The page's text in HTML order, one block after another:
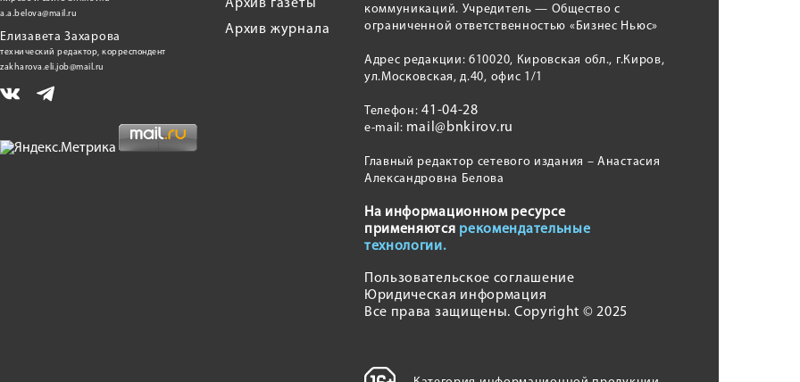
a.a.belova@mail.ru
Елизавета Захарова
технический редактор, корреспондент
zakharova.eli.job@mail.ru
Архив газеты
Архив журнала
коммуникаций. Учредитель — Общество с
ограниченной ответственностью «Бизнес Ньюс»
Адрес редакции: 610020, Кировская обл., г.Киров,
ул.Московская, д.40, офис 1/1
Телефон:41-04-28
e-mail: mail@bnkirov.ru
Главный редактор сетевого издания – Анастасия
Александровна Белова
На информационном ресурсе
применяются рекомендательные
технологии.
Пользовательское соглашение
Юридическая информация
Все права защищены. Copyright © 2025